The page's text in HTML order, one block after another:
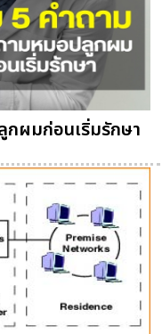
กผมก่อนเริ่มรักษา